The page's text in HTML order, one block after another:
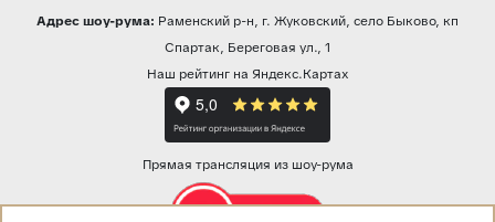
Адрес шоу-рума: Раменский р-н, г. Жуковский, село Быково, кп
Спартак, Береговая ул., 1
Наш рейтинг на Яндекс.Картах
Прямая трансляция из шоу-рума